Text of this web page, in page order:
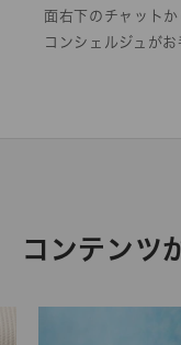
面右下のチャットか
コンシェルジュがお
コンテンツ